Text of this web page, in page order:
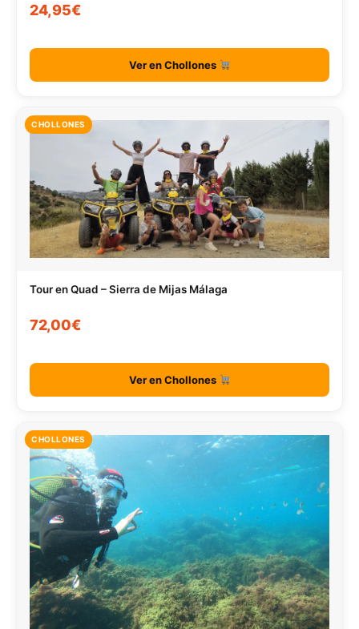
24,95€
Ver en Chollones
CHOLLONES
Tour en Quad – Sierra de Mijas Málaga
72,00€
Ver en Chollones
CHOLLONES